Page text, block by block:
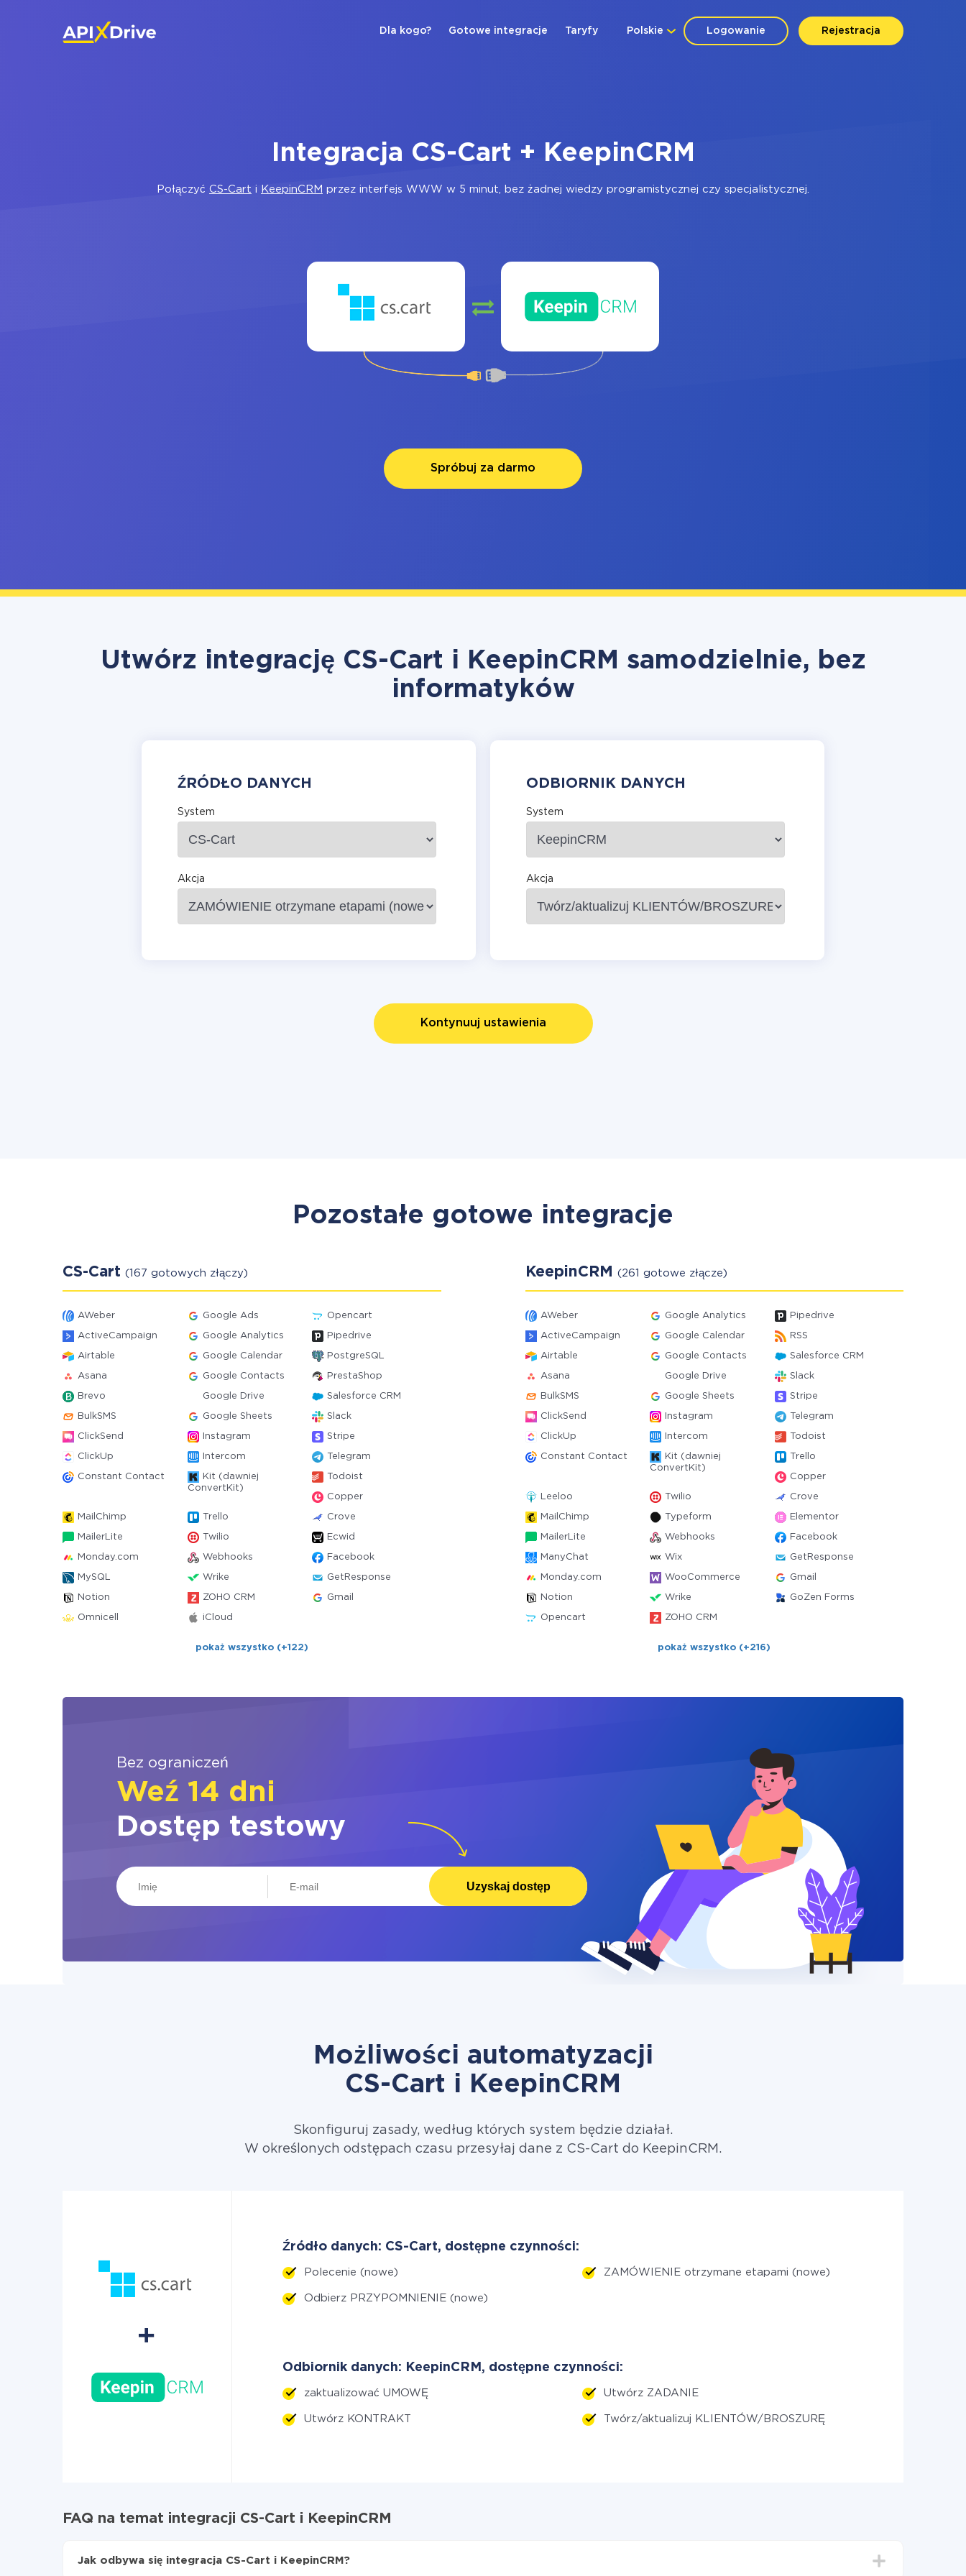
Logowanie Rejestracja
Polskie
Dla kogo? Gotowe integracje Taryfy
Integracja CS-Cart + KeepinCRM
Połączyć CS-Cart i KeepinCRM przez interfejs WWW w 5 minut, bez żadnej wiedzy programistycznej czy specjalistycznej.
Spróbuj za darmo
Utwórz integrację CS-Cart i KeepinCRM samodzielnie, bez
informatyków
ŹRÓDŁO DANYCH
System
Akcja
ODBIORNIK DANYCH
System
Akcja
Kontynuuj ustawienia
Pozostałe gotowe integracje
CS-Cart (167 gotowych złączy)
AWeber Google Ads Opencart
ActiveCampaign Google Analytics Pipedrive
Airtable Google Calendar PostgreSQL
Asana Google Contacts PrestaShop
Brevo Google Drive Salesforce CRM
BulkSMS Google Sheets Slack
ClickSend Instagram Stripe
ClickUp Intercom Telegram
Constant Contact
Kit (dawniej
ConvertKit)
Todoist
Copper
MailChimp Trello Crove
MailerLite Twilio Ecwid
Monday.com Webhooks Facebook
MySQL Wrike GetResponse
Notion ZOHO CRM Gmail
Omnicell iCloud
pokaż wszystko (+122)
KeepinCRM (261 gotowe złącze)
AWeber Google Analytics Pipedrive
ActiveCampaign Google Calendar RSS
Airtable Google Contacts Salesforce CRM
Asana Google Drive Slack
BulkSMS Google Sheets Stripe
ClickSend Instagram Telegram
ClickUp Intercom Todoist
Constant Contact
Kit (dawniej
ConvertKit)
Trello
Copper
Leeloo Twilio Crove
MailChimp Typeform Elementor
MailerLite Webhooks Facebook
ManyChat Wix GetResponse
Monday.com WooCommerce Gmail
Notion Wrike GoZen Forms
Opencart ZOHO CRM
pokaż wszystko (+216)
Bez ograniczeń
Weź 14 dni
Dostęp testowy
Uzyskaj dostęp
Możliwości automatyzacji
CS-Cart i KeepinCRM
Skonfiguruj zasady, według których system będzie działał.
W określonych odstępach czasu przesyłaj dane z CS-Cart do KeepinCRM.
Źródło danych: CS-Cart, dostępne czynności:
Polecenie (nowe) ZAMÓWIENIE otrzymane etapami (nowe)
Odbierz PRZYPOMNIENIE (nowe)
Odbiornik danych: KeepinCRM, dostępne czynności:
zaktualizować UMOWĘ Utwórz ZADANIE
Utwórz KONTRAKT Twórz/aktualizuj KLIENTÓW/BROSZURĘ
FAQ na temat integracji CS-Cart i KeepinCRM
Jak odbywa się integracja CS-Cart i KeepinCRM?